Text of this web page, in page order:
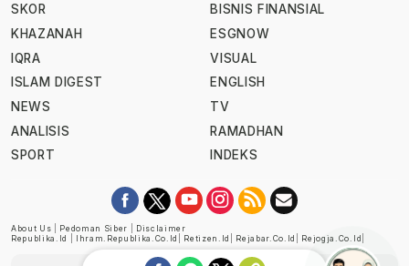
SKOR
KHAZANAH
IQRA
ISLAM DIGEST
NEWS
ANALISIS
SPORT
BISNIS FINANSIAL
ESGNOW
VISUAL
ENGLISH
TV
RAMADHAN
INDEKS
About Us Pedoman Siber
Disclaimer
Republika.id
Ihram.republika.co.id Retizen.id Rejabar.co.id Rejogja.co.id